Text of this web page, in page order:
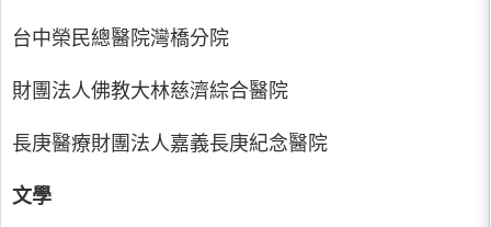
台中榮民總醫院灣橋分院
財團法人佛教大林慈濟綜合醫院
長庚醫療財團法人嘉義長庚紀念醫院
文學